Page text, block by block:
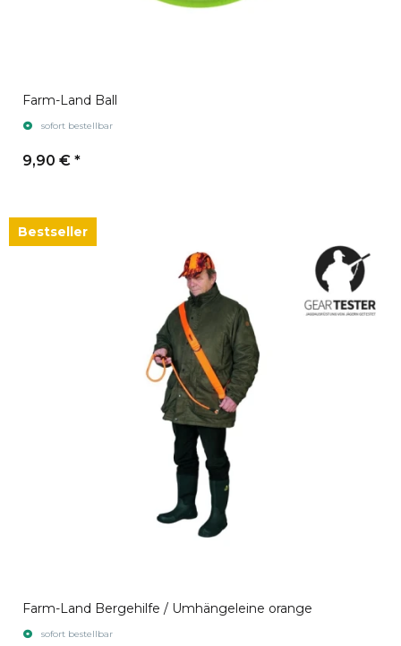
Farm-Land Ball
sofort bestellbar
9,90 € *
Bestseller
Farm-Land Bergehilfe / Umhängeleine orange
sofort bestellbar